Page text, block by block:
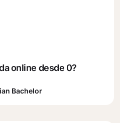
online desde 0?
Bachelor